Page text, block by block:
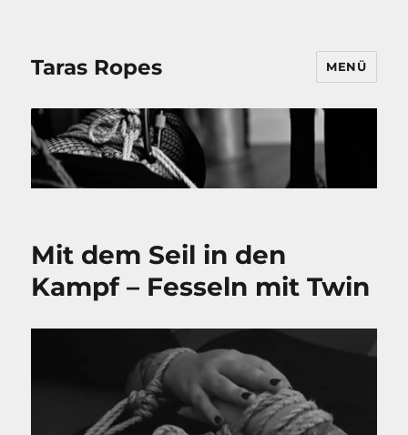
Taras Ropes MENÜ
Mit dem Seil in den
Kampf – Fesseln mit Twin